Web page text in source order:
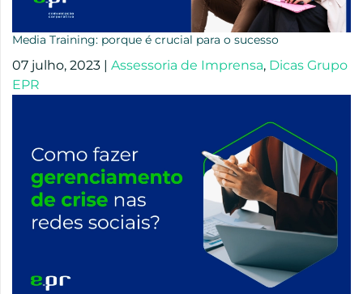
Media Training: porque é crucial para o sucesso
07 julho, 2023 | Assessoria de Imprensa, Dicas Grupo
EPR